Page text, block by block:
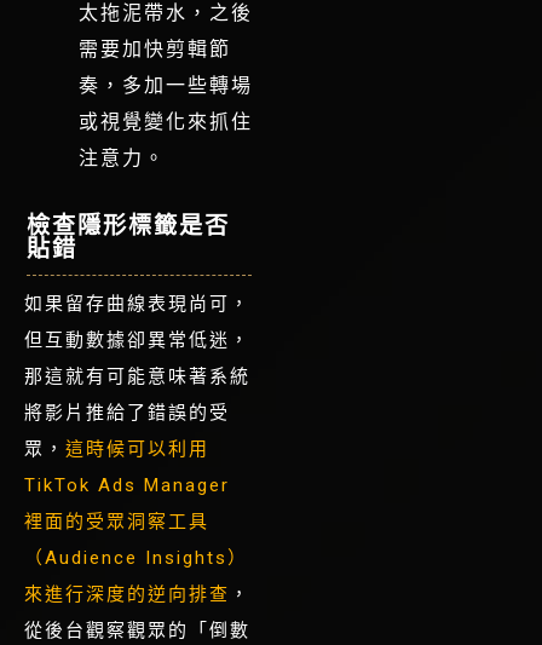
太拖泥帶水，之後
需要加快剪輯節
奏，多加一些轉場
或視覺變化來抓住
注意力。
檢查隱形標籤是否
貼錯
如果留存曲線表現尚可，
但互動數據卻異常低迷，
那這就有可能意味著系統
將影片推給了錯誤的受
眾， 這時候可以利用
TikTok Ads Manager
裡面的受眾洞察工具
（Audience Insights）
來進行深度的逆向排查 ，
從後台觀察觀眾的「倒數